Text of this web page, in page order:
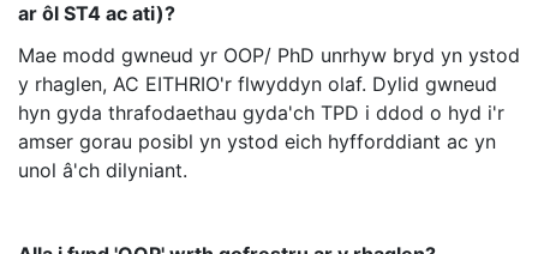
ar ôl ST4 ac ati)?
Mae modd gwneud yr OOP/ PhD unrhyw bryd yn ystod
y rhaglen, AC EITHRIO'r flwyddyn olaf. Dylid gwneud
hyn gyda thrafodaethau gyda'ch TPD i ddod o hyd i'r
amser gorau posibl yn ystod eich hyfforddiant ac yn
unol â'ch dilyniant.